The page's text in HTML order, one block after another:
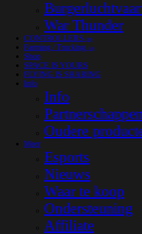
War Thunder
CONTROLLERS (30)
Farming / Trucking (14)
Shop
SPACE IS YOURS
FLYING IS SHARING
Info
Info
Partnerschappen
Oudere
Meer
Esports
Nieuws
Waar te koop
Ondersteuning
Affiliate